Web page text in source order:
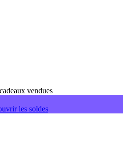
vendues
les soldes